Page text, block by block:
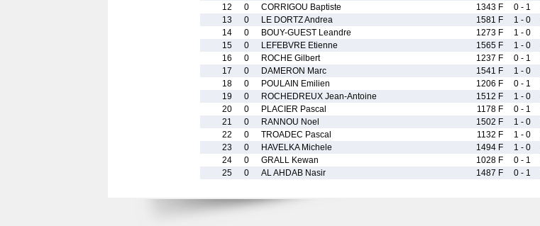
12
0 CORRIGOU Baptiste 1343 F 0 - 1
13
0 LE DORTZ Andrea 1581 F 1 - 0
14
0 BOUY-GUEST Leandre 1273 F 1 - 0
15
0 LEFEBVRE Etienne 1565 F 1 - 0
16
0 ROCHE Gilbert 1237 F 0 - 1
17
0 DAMERON Marc 1541 F 1 - 0
18
0 POULAIN Emilien 1206 F 0 - 1
19
0 ROCHEDREUX Jean-Antoine 1512 F 1 - 0
20
0 PLACIER Pascal 1178 F 0 - 1
21
0 RANNOU Noel 1502 F 1 - 0
22
0 TROADEC Pascal 1132 F 1 - 0
23
0 HAVELKA Michele 1494 F 1 - 0
24
0 GRALL Kewan 1028 F 0 - 1
25
0 AL AHDAB Nasir 1487 F 0 - 1